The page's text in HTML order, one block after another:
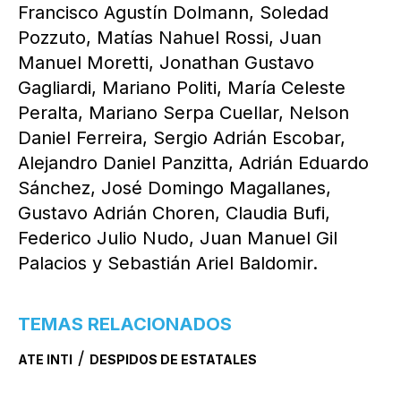
Francisco Agustín Dolmann, Soledad
Pozzuto, Matías Nahuel Rossi, Juan
Manuel Moretti, Jonathan Gustavo
Gagliardi, Mariano Politi, María Celeste
Peralta, Mariano Serpa Cuellar, Nelson
Daniel Ferreira, Sergio Adrián Escobar,
Alejandro Daniel Panzitta, Adrián Eduardo
Sánchez, José Domingo Magallanes,
Gustavo Adrián Choren, Claudia Bufi,
Federico Julio Nudo, Juan Manuel Gil
Palacios y Sebastián Ariel Baldomir.
TEMAS RELACIONADOS
ATE INTI / DESPIDOS DE ESTATALES